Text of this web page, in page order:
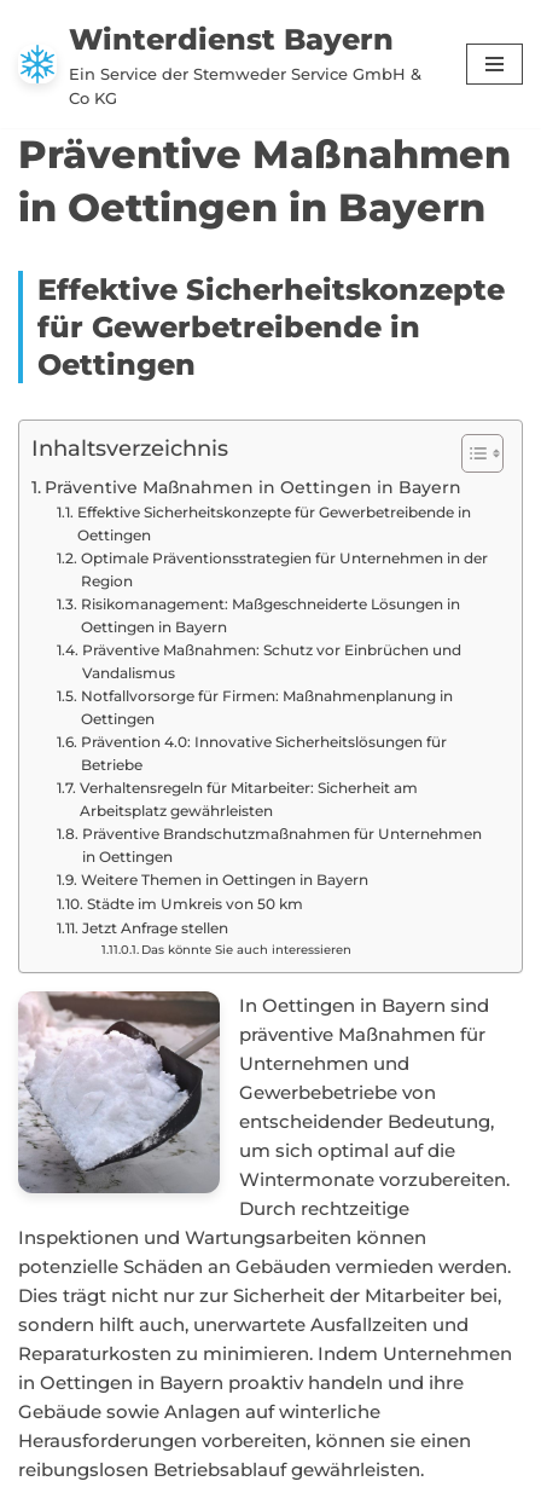
Zum
Inhalt
Winterdienst Bayern
Ein Service der Stemweder Service GmbH &
Co KG
Präventive Maßnahmen
in Oettingen in Bayern
Effektive Sicherheitskonzepte
für Gewerbetreibende in
Oettingen
Inhaltsverzeichnis
Präventive Maßnahmen in Oettingen in Bayern
Effektive Sicherheitskonzepte für Gewerbetreibende in
Oettingen
Optimale Präventionsstrategien für Unternehmen in der
Region
Risikomanagement: Maßgeschneiderte Lösungen in
Oettingen in Bayern
Präventive Maßnahmen: Schutz vor Einbrüchen und
Vandalismus
Notfallvorsorge für Firmen: Maßnahmenplanung in
Oettingen
Prävention 4.0: Innovative Sicherheitslösungen für
Betriebe
Verhaltensregeln für Mitarbeiter: Sicherheit am
Arbeitsplatz gewährleisten
Präventive Brandschutzmaßnahmen für Unternehmen
in Oettingen
Weitere Themen in Oettingen in Bayern
Städte im Umkreis von 50 km
Jetzt Anfrage stellen
Das könnte Sie auch interessieren
In Oettingen in Bayern sind
präventive Maßnahmen für
Unternehmen und
Gewerbebetriebe von
entscheidender Bedeutung,
um sich optimal auf die
Wintermonate vorzubereiten.
Durch rechtzeitige
Inspektionen und Wartungsarbeiten können
potenzielle Schäden an Gebäuden vermieden werden.
Dies trägt nicht nur zur Sicherheit der Mitarbeiter bei,
sondern hilft auch, unerwartete Ausfallzeiten und
Reparaturkosten zu minimieren. Indem Unternehmen
in Oettingen in Bayern proaktiv handeln und ihre
Gebäude sowie Anlagen auf winterliche
Herausforderungen vorbereiten, können sie einen
reibungslosen Betriebsablauf gewährleisten.